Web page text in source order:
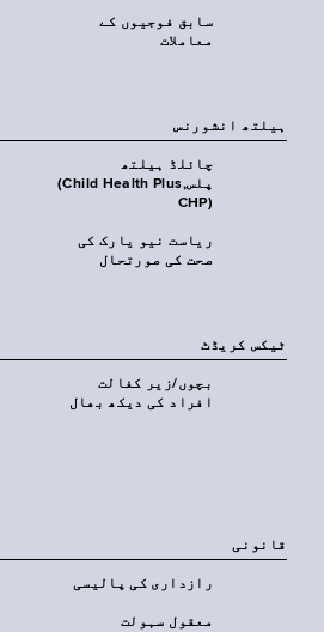
سابق فوجیوں کے
معاملات
‏ہیلتھ انشورنس
چائلڈ ہیلتھ
پلس‎(Child Health Plus,
CHP)‎
ریاست نیو یارک کی
صحت کی صورتحال
ٹیکس کریڈٹ
بچوں/زیر کفالت
افراد کی دیکھ بھال
قانونی
رازداری کی پالیسی
معقول سہولت